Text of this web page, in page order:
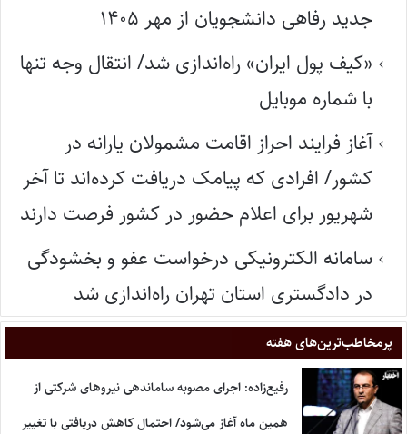
جدید رفاهی دانشجویان از مهر ۱۴۰۵
«کیف پول ایران» راه‌اندازی شد/ انتقال وجه تنها
با شماره موبایل
آغاز فرایند احراز اقامت مشمولان یارانه در
کشور/ افرادی که پیامک دریافت کرده‌اند تا آخر
شهریور برای اعلام حضور در کشور فرصت دارند
سامانه الکترونیکی درخواست عفو و بخشودگی
در دادگستری استان تهران راه‌اندازی شد
پر‌مخاطب‌ترین‌های هفته
رفیع‌زاده: اجرای مصوبه ساماندهی نیروهای شرکتی از
همین ماه آغاز می‌شود/ احتمال کاهش دریافتی با تغییر